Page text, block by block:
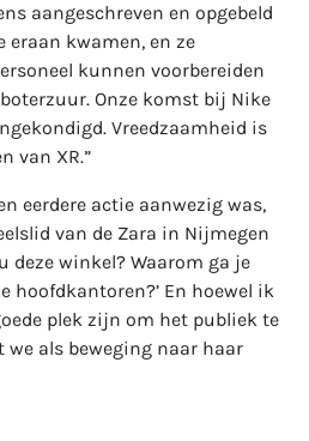
aangeschreven en opgebeld
eraan kwamen, en ze
kunnen voorbereiden
Onze komst bij Nike
Vreedzaamheid is
van XR.”
eerdere actie aanwezig was,
van de Zara in Nijmegen
deze winkel? Waarom ga je
hoofdkantoren?’ En hoewel ik
plek zijn om het publiek te
we als beweging naar haar